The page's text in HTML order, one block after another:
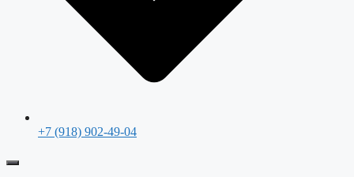
+7 (918) 902-49-04